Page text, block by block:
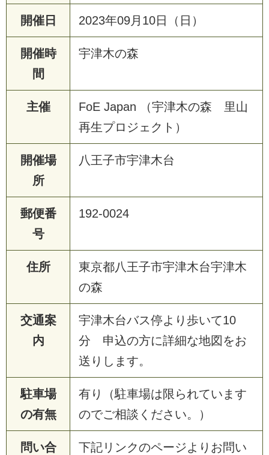
開催日 2023年09月10日（日）
開催時
間
宇津木の森
主催
FoE Japan （宇津木の森 里山
再生プロジェクト）
開催場
所
八王子市宇津木台
郵便番
号
192-0024
住所
東京都八王子市宇津木台宇津木
の森
交通案
内
宇津木台バス停より歩いて10
分 申込の方に詳細な地図をお
送りします。
駐車場
の有無
有り（駐車場は限られています
のでご相談ください。）
問い合
下記リンクのページよりお問い